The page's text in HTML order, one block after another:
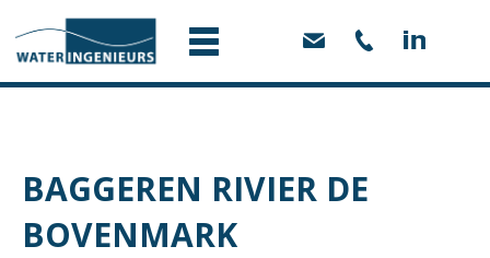
BAGGEREN RIVIER DE
BOVENMARK